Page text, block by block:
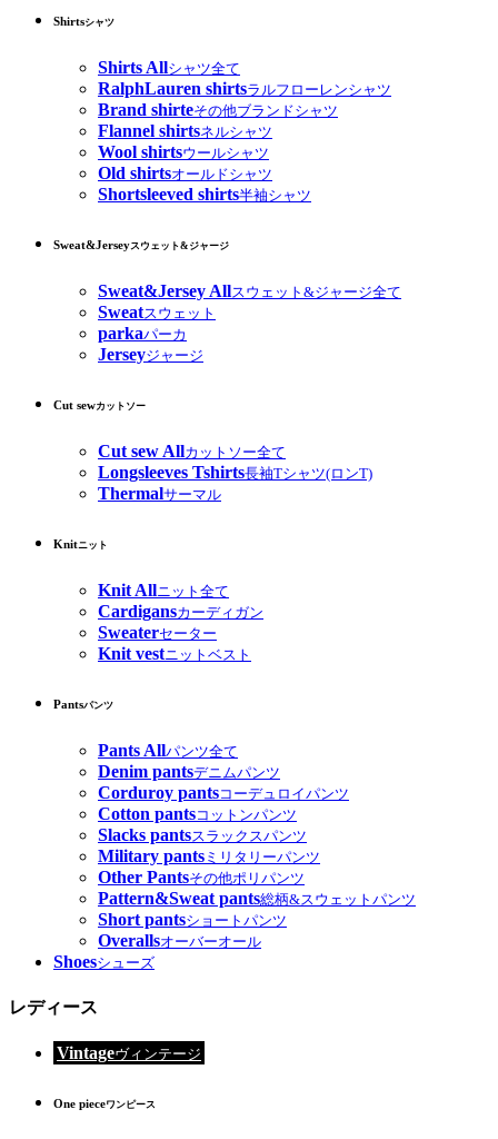
Shirtsシャツ
Shirts Allシャツ全て
RalphLauren shirtsラルフローレンシャツ
Brand shirteその他ブランドシャツ
Flannel shirtsネルシャツ
Wool shirtsウールシャツ
Old shirtsオールドシャツ
Shortsleeved shirts半袖シャツ
Sweat&Jerseyスウェット&ジャージ
Sweat&Jersey Allスウェット&ジャージ全て
Sweatスウェット
parkaパーカ
Jerseyジャージ
Cut sewカットソー
Cut sew Allカットソー全て
Longsleeves Tshirts長袖Tシャツ(ロンT)
Thermalサーマル
Knitニット
Knit Allニット全て
Cardigansカーディガン
Sweaterセーター
Knit vestニットベスト
Pantsパンツ
Pants Allパンツ全て
Denim pantsデニムパンツ
Corduroy pantsコーデュロイパンツ
Cotton pantsコットンパンツ
Slacks pantsスラックスパンツ
Military pants ミリタリーパンツ
Other Pantsその他ポリパンツ
Pattern&Sweat pants総柄&スウェットパンツ
Short pantsショートパンツ
Overallsオーバーオール
Shoesシューズ
レディース
Vintageヴィンテージ
One pieceワンピース